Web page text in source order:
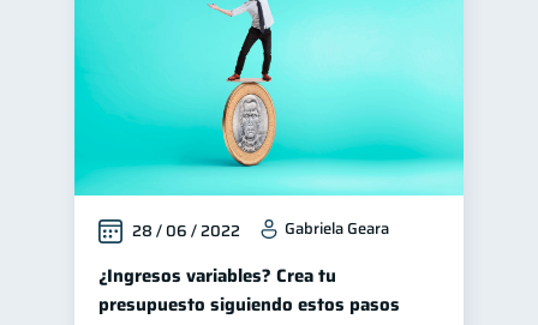
28 / 06 / 2022 Gabriela Geara
¿Ingresos variables? Crea tu
presupuesto siguiendo estos pasos